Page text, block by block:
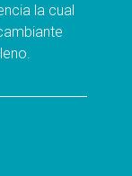
la cual